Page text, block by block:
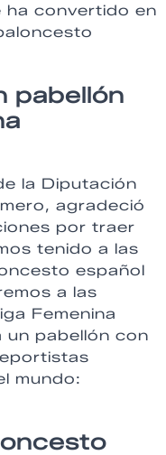
ha convertido en
pabellón
la Diputación
agradeció
por traer
tenido a las
español
a las
Femenina
un pabellón con
mundo: